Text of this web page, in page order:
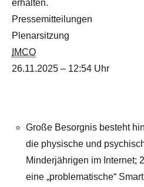
erhalten.
Pressemitteilungen
Plenarsitzung
IMCO
26.11.2025 – 12:54 Uhr
Große Besorgnis besteht
die physische und
Minderjährigen im Internet;
eine „problematische“